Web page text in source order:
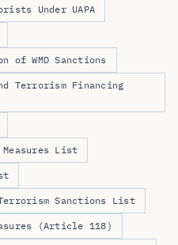
Under UAPA
WMD Sanctions
Terrorism Financing
Measures List
Sanctions List
(Article 118)